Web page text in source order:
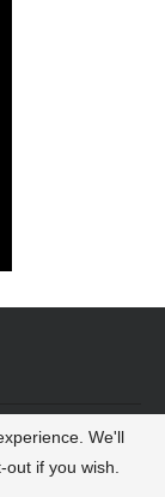
We'll
if you wish.